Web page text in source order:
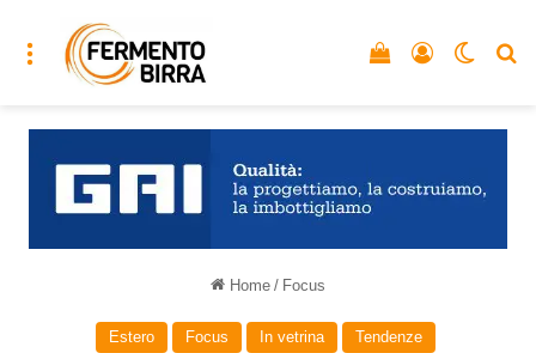
Menu Accedi
Vedi il carrello
Home / Focus
Estero Focus In vetrina Tendenze